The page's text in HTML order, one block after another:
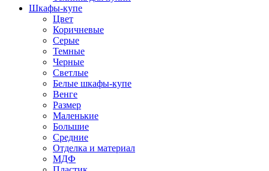
Шкафы-купе
Цвет
Коричневые
Серые
Темные
Черные
Светлые
Белые шкафы-купе
Венге
Размер
Маленькие
Большие
Средние
Отделка и материал
МДФ